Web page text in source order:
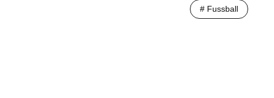
# Fussball